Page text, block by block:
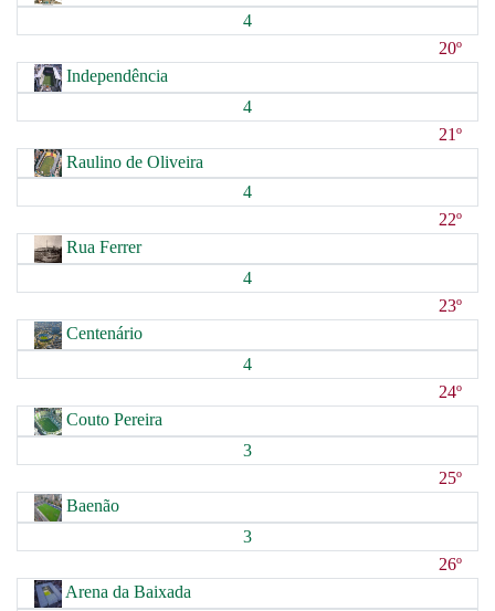
4
20º
Independência
4
21º
Raulino de Oliveira
4
22º
Rua Ferrer
4
23º
Centenário
4
24º
Couto Pereira
3
25º
Baenão
3
26º
Arena da Baixada